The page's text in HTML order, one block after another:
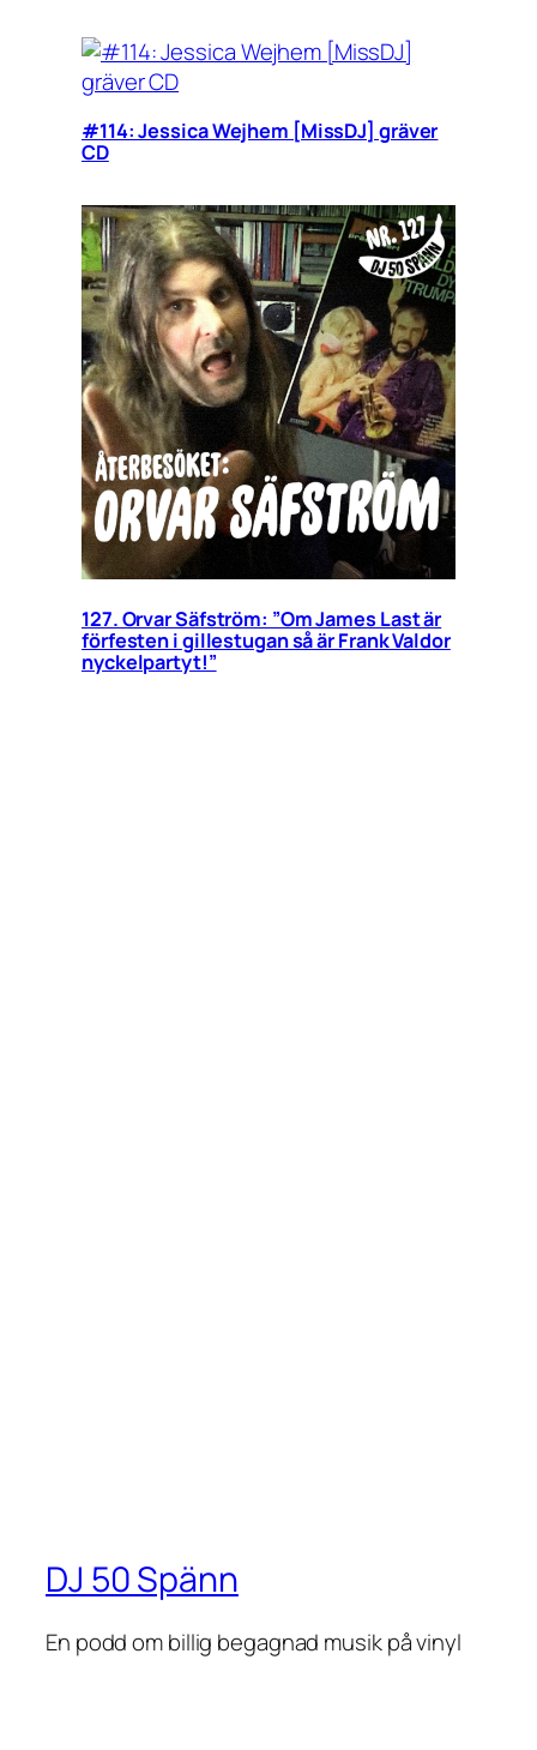
#114: Jessica Wejhem [MissDJ] gräver
CD
127. Orvar Säfström: ”Om James Last är
förfesten i gillestugan så är Frank Valdor
nyckelpartyt!”
DJ 50 Spänn
En podd om billig begagnad musik på vinyl